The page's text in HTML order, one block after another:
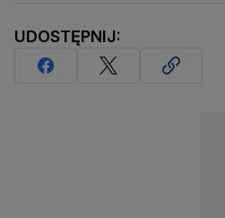
UDOSTĘPNIJ: